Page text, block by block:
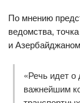
По мнению
ведомства,
и
«Речь идет о
важнейшим